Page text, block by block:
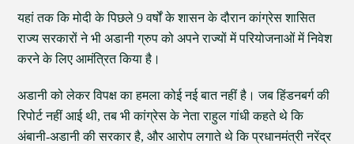
यहां तक कि मोदी के पिछले 9 वर्षों के शासन के दौरान कांग्रेस शासित
राज्य सरकारों ने भी अडानी ग्रुप को अपने राज्यों में परियोजनाओं में निवेश
करने के लिए आमंत्रित किया है।
अडानी को लेकर विपक्ष का हमला कोई नई बात नहीं है। जब हिंडनबर्ग की
रिपोर्ट नहीं आई थी, तब भी कांग्रेस के नेता राहुल गांधी कहते थे कि
अंबानी-अडानी की सरकार है, और आरोप लगाते थे कि प्रधानमंत्री नरेंद्र